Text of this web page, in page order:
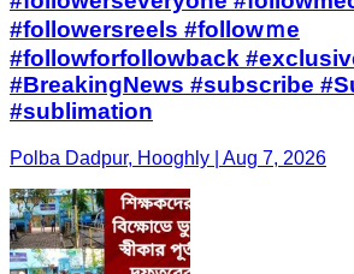
#followersreels #followｍe
#followforfollowback
#BreakingNews #subscribe
#sublimation
Polba Dadpur, Hooghly | Aug 7, 2026